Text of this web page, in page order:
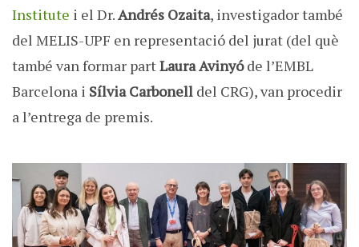
Institute i el Dr.Andrés Ozaita, investigador també
del MELIS-UPF en representació del jurat (del què
també van formar partLaura Avinyóde l’EMBL
Barcelona i Sílvia Carbonell del CRG), van procedir
a l’entrega de premis.